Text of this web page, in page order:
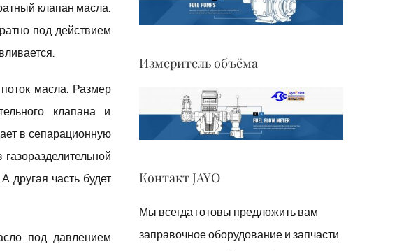
клапан масла.
под действием
масла. Размер
клапана и
в сепарационную
другая часть будет
под давлением
Измеритель объёма
Контакт JAYO
Мы всегда готовы предложить вам
заправочное оборудование и запчасти